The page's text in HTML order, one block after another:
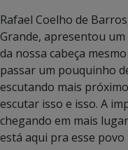
Rafael Coelho de
Grande, apresentou
da nossa cabeça
passar um pouquinho
escutando mais
escutar isso e isso. A
chegando em mais
está aqui pra esse povo